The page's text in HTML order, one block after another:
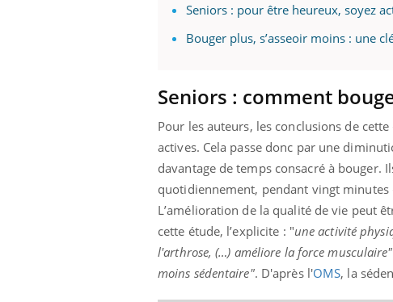
Seniors : pour être heureux, soyez
Bouger plus, s’asseoir moins : une
Seniors : comment
Pour les auteurs, les conclusions de
actives. Cela passe donc par une
davantage de temps consacré à bouger.
quotidiennement, pendant vingt minutes
L’amélioration de la qualité de vie peut
cette étude, l’explicite : "une activité
l'arthrose, (…) améliore la force musculaire"
moins sédentaire". D'après l'OMS, la
COUP DE FOOD sur le diabète Youtube
Coup de food sur le diabète, c'est votre
épisode, une ...
Youtube
Quand
être
Docteur
directeur